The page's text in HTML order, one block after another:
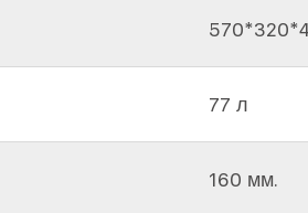
77 л
160 мм.